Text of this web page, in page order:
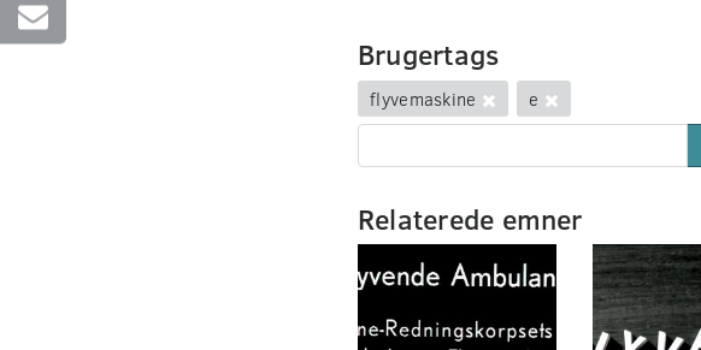
Brugertags
flyvemaskine
e
Relaterede emner